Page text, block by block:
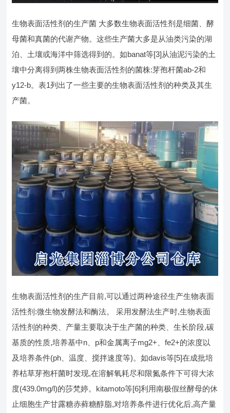
生物表面活性剂的生产菌 大多数生物表面活性剂是细菌、酵
母菌和真菌的代谢产物。这些生产菌大多是从油类污染的湖
泊、土壤或海洋中筛选得到的。如banat等[3]从油泥污染的土
壤中分离得到两株生物表面活性剂的菌株:芽孢杆菌ab-2和
y12-b。表1列出了一些主要的生物表面活性剂的种类及其生
产菌。
生物表面活性剂的生产目前,可以通过两种途径生产生物表面
活性剂:微生物发酵法和酶法。 采用发酵法生产时,生物表面
活性剂的种类、产量主要取决于生产菌的种类、生长阶段,碳
基质的性质,培养基中n、p和金属离子mg2+、fe2+的浓度以
及培养条件(ph、温度、搅拌速度等)。如davis等[5]在成批培
养枯草芽孢杆菌时发现,在溶解氧耗尽和限氮条件下可得大浓
度(439.0mg/l)的莎梵婷。kitamoto等[6]利用南极假丝酵母的休
止细胞生产甘露糖赤藓糖醇脂,对培养条件进行优化后,高产量